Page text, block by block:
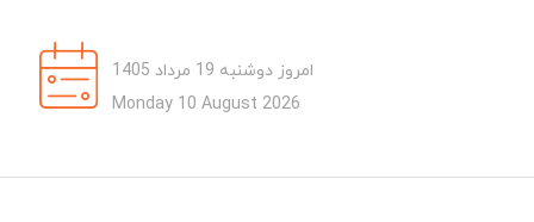
امروز دوشنبه 19 مرداد 1405
Monday 10 August 2026